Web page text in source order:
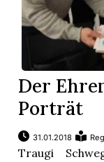
Der
Porträt
31.01.2018
Traugi